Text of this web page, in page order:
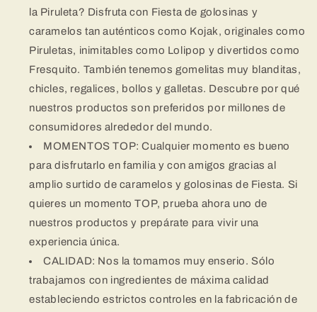
la Piruleta? Disfruta con Fiesta de golosinas y
caramelos tan auténticos como Kojak, originales como
Piruletas, inimitables como Lolipop y divertidos como
Fresquito. También tenemos gomelitas muy blanditas,
chicles, regalices, bollos y galletas. Descubre por qué
nuestros productos son preferidos por millones de
consumidores alrededor del mundo.
MOMENTOS TOP: Cualquier momento es bueno
para disfrutarlo en familia y con amigos gracias al
amplio surtido de caramelos y golosinas de Fiesta. Si
quieres un momento TOP, prueba ahora uno de
nuestros productos y prepárate para vivir una
experiencia única.
CALIDAD: Nos la tomamos muy enserio. Sólo
trabajamos con ingredientes de máxima calidad
estableciendo estrictos controles en la fabricación de